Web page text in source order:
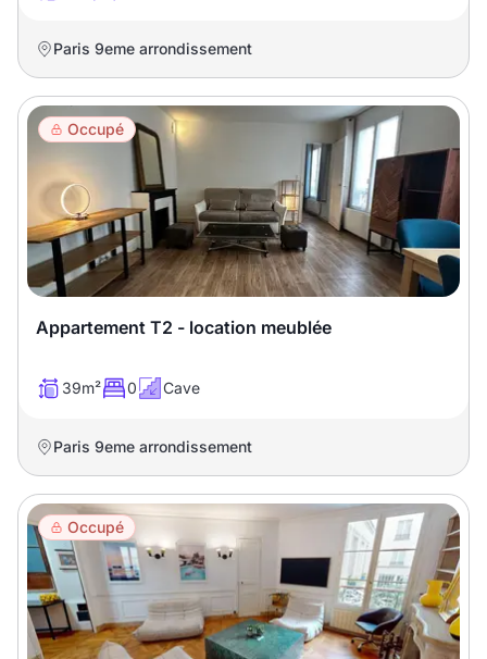
T6 T7 T8 T9
T10 T11 T12
T14
T16
Superficie
Nombre de chambres
disponibles
chambres
disponibles
Espaces additionnels
Paris 9eme arrondissement
Occupé
Appartement T2 - location meublée
39m² 0 Cave
Paris 9eme arrondissement
Occupé